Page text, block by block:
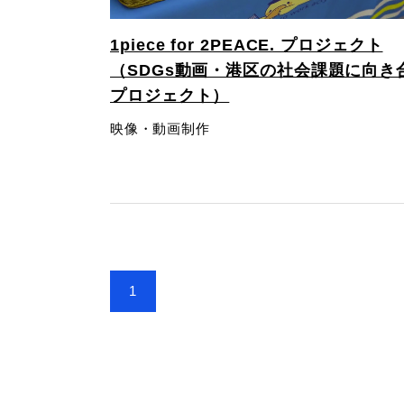
1piece for 2PEACE. プロジェクト
（SDGs動画・港区の社会課題に向き
プロジェクト）
映像・動画制作
1